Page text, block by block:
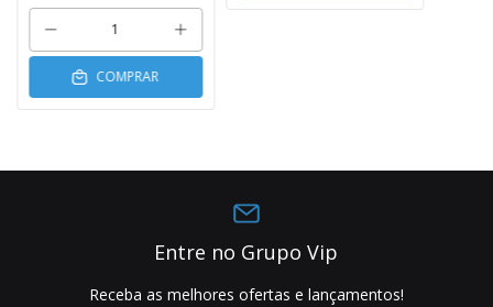
COMPRAR
Entre no Grupo Vip
Receba as melhores ofertas e lançamentos!